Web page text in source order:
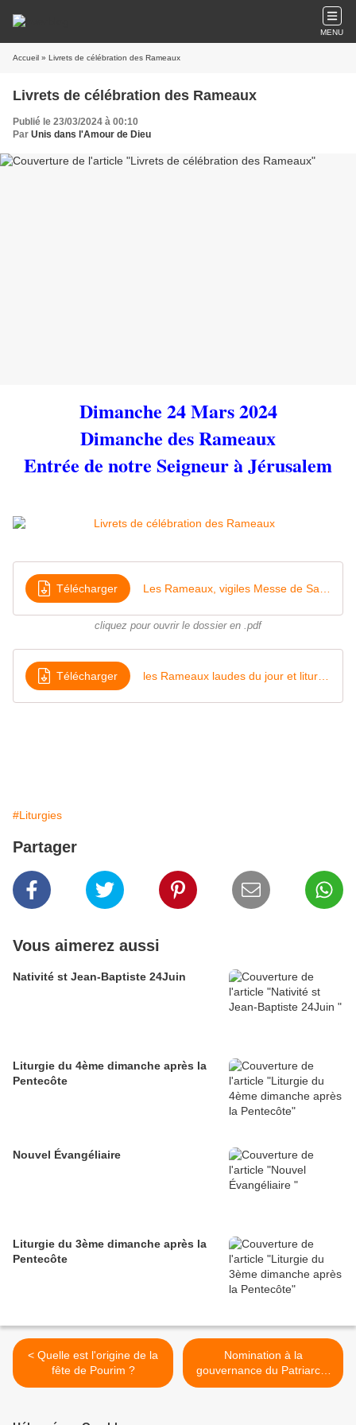
MENU
Accueil » Livrets de célébration des Rameaux
Livrets de célébration des Rameaux
Publié le 23/03/2024 à 00:10
Par Unis dans l'Amour de Dieu
Dimanche 24 Mars 2024
Dimanche des Rameaux
Entrée de notre Seigneur à Jérusalem
Télécharger
cliquez pour ouvrir le dossier en .pdf
Télécharger
#Liturgies
Partager
Vous aimerez aussi
Nativité st Jean-Baptiste 24Juin
Liturgie du 4ème dimanche après la
Pentecôte
Nouvel Évangéliaire
Liturgie du 3ème dimanche après la
Pentecôte
< Quelle est l'origine de la
fête de Pourim ?
Nomination à la
gouvernance du Patriarcat
>